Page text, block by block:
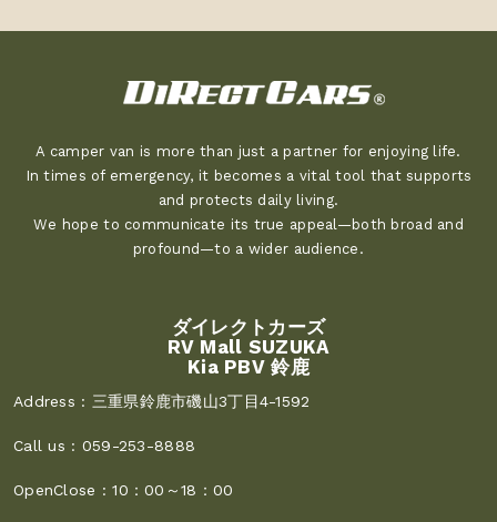
A camper van is more than just a partner for enjoying life.
In times of emergency, it becomes a vital tool that supports
and protects daily living.
We hope to communicate its true appeal—both broad and
profound—to a wider audience.
ダイレクトカーズ
RV Mall SUZUKA
Kia PBV 鈴鹿
Address : 三重県鈴鹿市磯山3丁目4-1592
Call us : 059-253-8888
OpenClose :10：00～18：00